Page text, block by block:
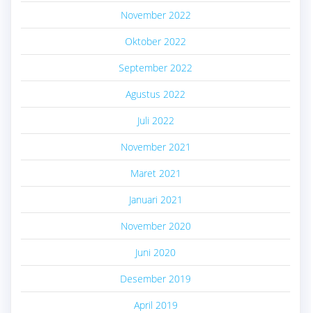
November 2022
Oktober 2022
September 2022
Agustus 2022
Juli 2022
November 2021
Maret 2021
Januari 2021
November 2020
Juni 2020
Desember 2019
April 2019